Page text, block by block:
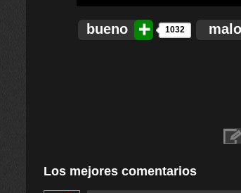
bueno 1032 malo
Los mejores comentarios